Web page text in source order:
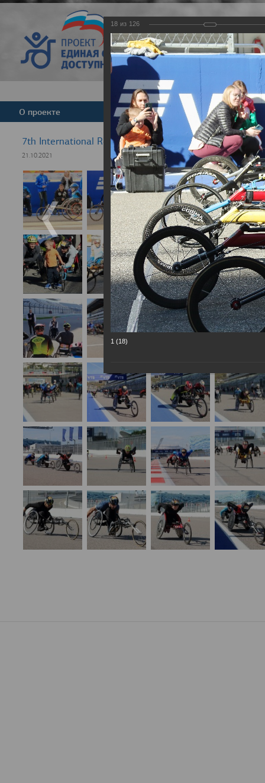
Версия для
О проекте Команда Новости
7th International Rezept-Sport Wheelchair Half
21.10.2021
18 из 126
1 (18)